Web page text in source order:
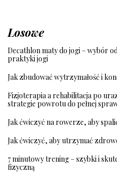
Losowe
Decathlon maty do jogi – wybór
praktyki jogi
Jak zbudować wytrzymałość i
Fizjoterapia a rehabilitacja po
strategie powrotu do pełnej
Jak ćwiczyć na rowerze, aby
Jak ćwiczyć, aby utrzymać
7 minutowy trening – szybki i
fizyczną